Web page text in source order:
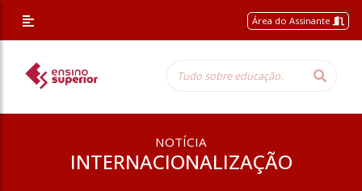
Área do Assinante
NOTÍCIA
INTERNACIONALIZAÇÃO